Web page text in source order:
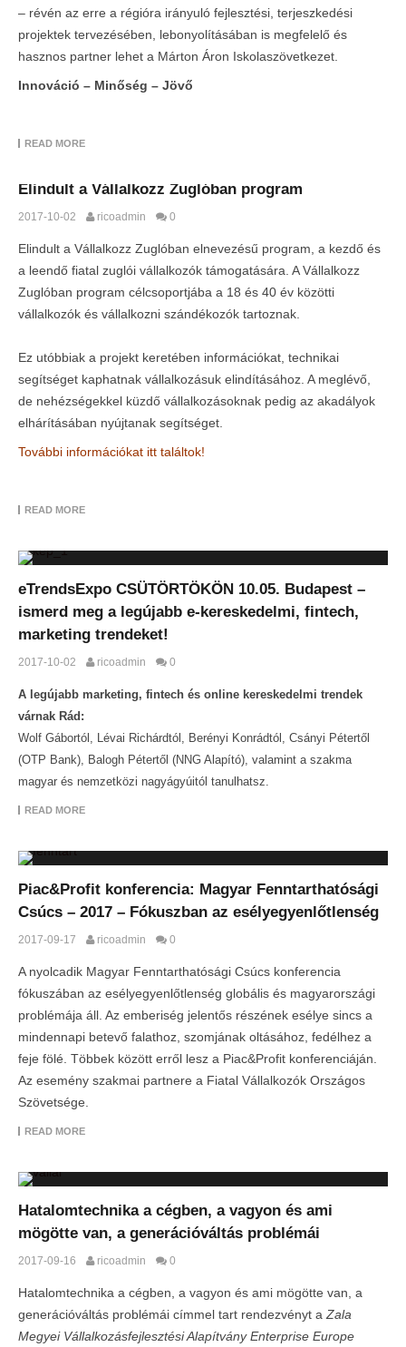
– révén az erre a régióra irányuló fejlesztési, terjeszkedési
projektek tervezésében, lebonyolításában is megfelelő és
hasznos partner lehet a Márton Áron Iskolaszövetkezet.
Innováció – Minőség – Jövő
READ MORE
Elindult a Vállalkozz Zuglóban program
2017-10-02 ricoadmin 0
Elindult a Vállalkozz Zuglóban elnevezésű program, a kezdő és
a leendő fiatal zuglói vállalkozók támogatására. A Vállalkozz
Zuglóban program célcsoportjába a 18 és 40 év közötti
vállalkozók és vállalkozni szándékozók tartoznak.
Ez utóbbiak a projekt keretében információkat, technikai
segítséget kaphatnak vállalkozásuk elindításához. A meglévő,
de nehézségekkel küzdő vállalkozásoknak pedig az akadályok
elhárításában nyújtanak segítséget.
További információkat itt találtok!
READ MORE
eTrendsExpo CSÜTÖRTÖKÖN 10.05. Budapest –
ismerd meg a legújabb e-kereskedelmi, fintech,
marketing trendeket!
2017-10-02 ricoadmin 0
A legújabb marketing, fintech és online kereskedelmi trendek
várnak Rád:
Wolf Gábortól, Lévai Richárdtól, Berényi Konrádtól, Csányi Pétertől
(OTP Bank), Balogh Pétertől (NNG Alapító), valamint a szakma
magyar és nemzetközi nagyágyúitól tanulhatsz.
READ MORE
Piac&Profit konferencia: Magyar Fenntarthatósági
Csúcs – 2017 – Fókuszban az esélyegyenlőtlenség
2017-09-17 ricoadmin 0
A nyolcadik Magyar Fenntarthatósági Csúcs konferencia
fókuszában az esélyegyenlőtlenség globális és magyarországi
problémája áll. Az emberiség jelentős részének esélye sincs a
mindennapi betevő falathoz, szomjának oltásához, fedélhez a
feje fölé. Többek között erről lesz a Piac&Profit konferenciáján.
Az esemény szakmai partnere a Fiatal Vállalkozók Országos
Szövetsége.
READ MORE
Hatalomtechnika a cégben, a vagyon és ami
mögötte van, a generációváltás problémái
2017-09-16 ricoadmin 0
Hatalomtechnika a cégben, a vagyon és ami mögötte van, a
generációváltás problémái címmel tart rendezvényt a Zala
Megyei Vállalkozásfejlesztési Alapítvány Enterprise Europe